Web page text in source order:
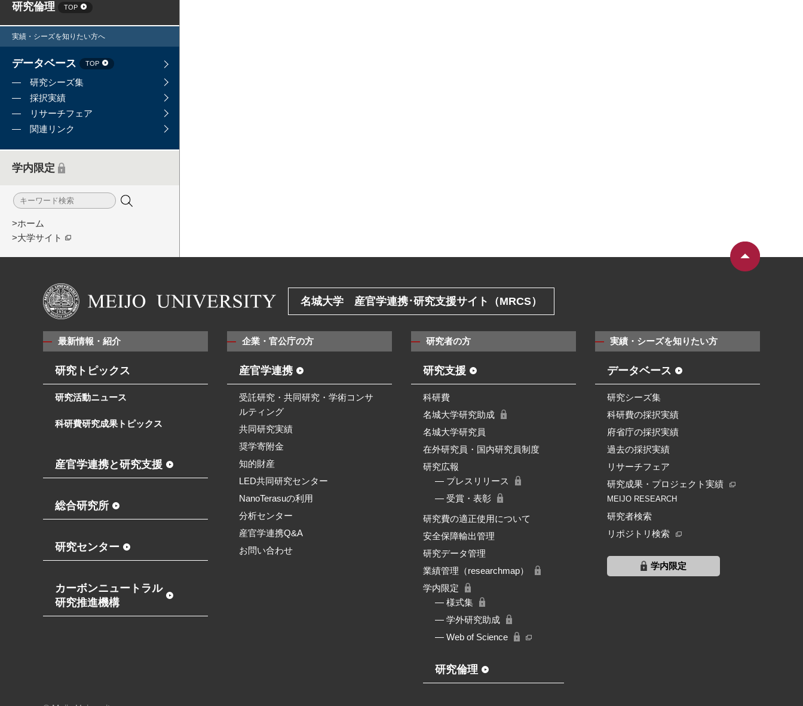
研究倫理 TOP
実績・シーズを知りたい方へ
データベース TOP
研究シーズ集
採択実績
リサーチフェア
関連リンク
学内限定
>ホーム
>大学サイト
名城大学 産官学連携･研究支援サイト（MRCS）
最新情報・紹介
研究トピックス
研究活動ニュース
科研費研究成果トピックス
産官学連携と研究支援
総合研究所
研究センター
カーボンニュートラル
研究推進機構
企業・官公庁の方
産官学連携
受託研究・共同研究・学術コンサ
ルティング
共同研究実績
奨学寄附金
知的財産
LED共同研究センター
NanoTerasuの利用
分析センター
産官学連携Q&A
お問い合わせ
研究者の方
研究支援
科研費
名城大学研究助成
名城大学研究員
在外研究員・国内研究員制度
研究広報
― プレスリリース
― 受賞・表彰
研究費の適正使用について
安全保障輸出管理
研究データ管理
業績管理（researchmap）
学内限定
― 様式集
― 学外研究助成
― Web of Science
研究倫理
実績・シーズを知りたい方
データベース
研究シーズ集
科研費の採択実績
府省庁の採択実績
過去の採択実績
リサーチフェア
研究成果・プロジェクト実績
MEIJO RESEARCH
研究者検索
リポジトリ検索
学内限定